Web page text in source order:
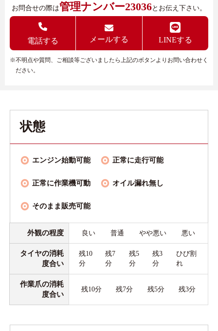
お問合せの際は管理ナンバー23036とお伝え下さい。
電話する メールする LINEする
※不明点や質問、ご相談等ございましたら上記のボタンよりお問い合わせく
ださい。
状態
エンジン始動可能 正常に走行可能
正常に作業機可動 オイル漏れ無し
そのまま販売可能
外観の程度 良い 普通 やや悪い 悪い
タイヤの消耗
度合い
残10
分
残7
分
残5
分
残3
分
ひび割
れ
作業爪の消耗
度合い
残10分 残7分 残5分 残3分